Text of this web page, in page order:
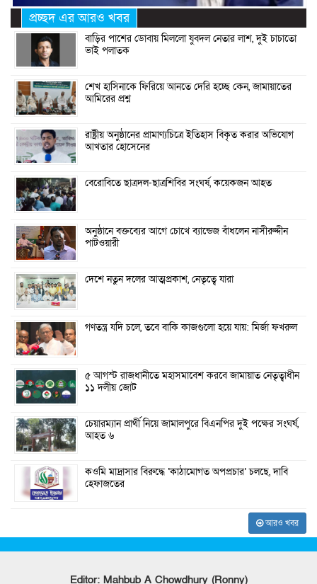
প্রচ্ছদ এর আরও খবর
বাড়ির পাশের ডোবায় মিললো যুবদল নেতার লাশ, দুই চাচাতো
ভাই পলাতক
শেখ হাসিনাকে ফিরিয়ে আনতে দেরি হচ্ছে কেন, জামায়াতের
আমিরের প্রশ্ন
রাষ্ট্রীয় অনুষ্ঠানের প্রামাণ্যচিত্রে ইতিহাস বিকৃত করার অভিযোগ
আখতার হোসেনের
বেরোবিতে ছাত্রদল-ছাত্রশিবির সংঘর্ষ, কয়েকজন আহত
অনুষ্ঠানে বক্তব্যের আগে চোখে ব্যান্ডেজ বাঁধলেন নাসীরুদ্দীন
পাটওয়ারী
দেশে নতুন দলের আত্মপ্রকাশ, নেতৃত্বে যারা
গণতন্ত্র যদি চলে, তবে বাকি কাজগুলো হয়ে যায়: মির্জা ফখরুল
৫ আগস্ট রাজধানীতে মহাসমাবেশ করবে জামায়াত নেতৃত্বাধীন
১১ দলীয় জোট
চেয়ারম্যান প্রার্থী নিয়ে জামালপুরে বিএনপির দুই পক্ষের সংঘর্ষ,
আহত ৬
কওমি মাদ্রাসার বিরুদ্ধে ‘কাঠামোগত অপপ্রচার’ চলছে, দাবি
হেফাজতের
আরও খবর
Editor: Mahbub A Chowdhury (Ronny)